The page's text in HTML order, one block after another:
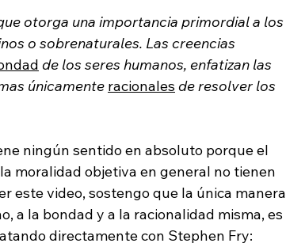
otorga una importancia primordial a los
o sobrenaturales. Las creencias
de los seres humanos, enfatizan las
únicamente racionales de resolver los
ningún sentido en absoluto porque el
moralidad objetiva en general no tienen
este video, sostengo que la única manera
a la bondad y a la racionalidad misma, es